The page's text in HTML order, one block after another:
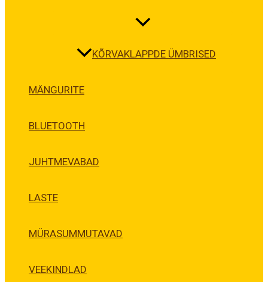
KÕRVAKLAPPDE ÜMBRISED
MÄNGURITE
BLUETOOTH
JUHTMEVABAD
LASTE
MÜRASUMMUTAVAD
VEEKINDLAD